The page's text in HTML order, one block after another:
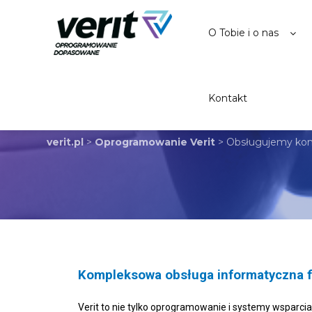
O Tobie i o nas
Kontakt
verit.pl >Oprogramowanie Verit > Obsługujemy
Kompleksowa obsługa informatyczna
Verit to nie tylko oprogramowanie i systemy